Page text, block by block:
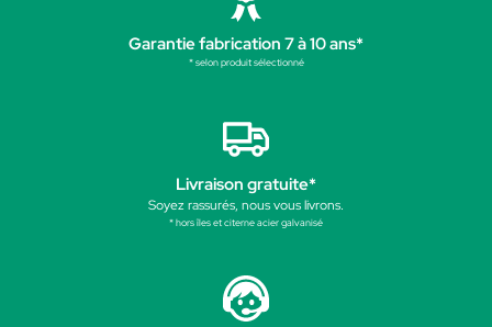
Garantie fabrication 7 à 10 ans*
* selon produit sélectionné
Livraison gratuite*
Soyez rassurés, nous vous livrons.
* hors îles et citerne acier galvanisé